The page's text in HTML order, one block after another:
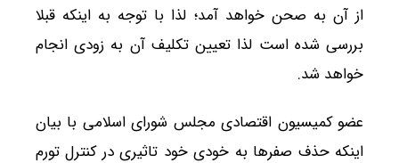
از آن به صحن خواهد آمد؛ لذا با توجه به اینکه قبلا
بررسی شده است لذا تعیین تکلیف آن به زودی انجام
خواهد شد.
عضو کمیسیون اقتصادی مجلس شورای اسلامی با بیان
اینکه حذف صفر‌ها به خودی خود تاثیری در کنترل تورم